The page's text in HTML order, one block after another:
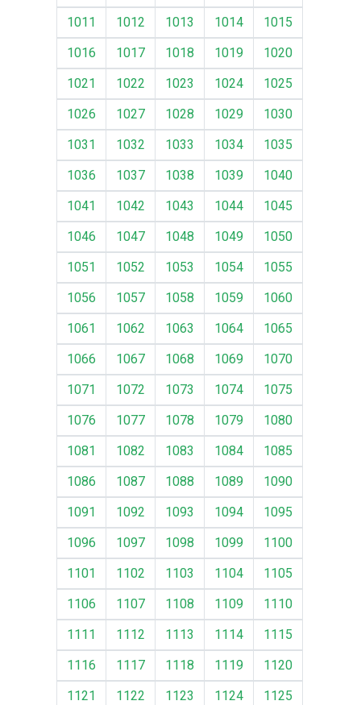
1011
1012 1013 1014
1015
1016
1017 1018 1019
1020
1021
1022 1023 1024
1025
1026
1027 1028 1029
1030
1031
1032 1033 1034
1035
1036
1037 1038 1039
1040
1041
1042 1043 1044
1045
1046
1047 1048 1049
1050
1051
1052 1053 1054
1055
1056
1057 1058 1059
1060
1061
1062 1063 1064
1065
1066
1067 1068 1069
1070
1071
1072 1073 1074
1075
1076
1077 1078 1079
1080
1081
1082 1083 1084
1085
1086
1087 1088 1089
1090
1091
1092 1093 1094
1095
1096
1097 1098 1099
1100
1101
1102 1103 1104
1105
1106
1107 1108 1109
1110
1111
1112 1113 1114
1115
1116
1117 1118 1119
1120
1121
1122 1123 1124 1125